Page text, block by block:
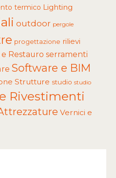
termico Lighting
outdoor pergole
progettazione rilievi
Restauro serramenti
Software e BIM
Strutture studio studio
Rivestimenti
Vernici e